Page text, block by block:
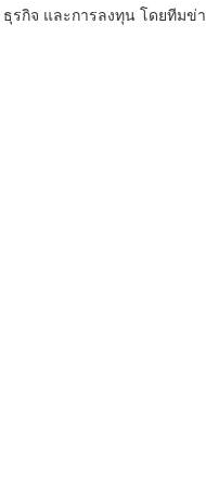
รกิจ และการลงทุน โดยทีมข่า